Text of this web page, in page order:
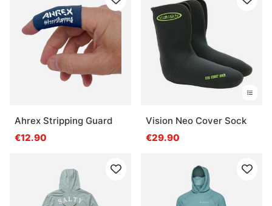
Ahrex Stripping Guard
€12.90
Vision Neo Cover Sock
€29.90